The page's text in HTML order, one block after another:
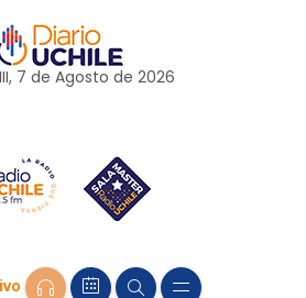
7 de Agosto de 2026